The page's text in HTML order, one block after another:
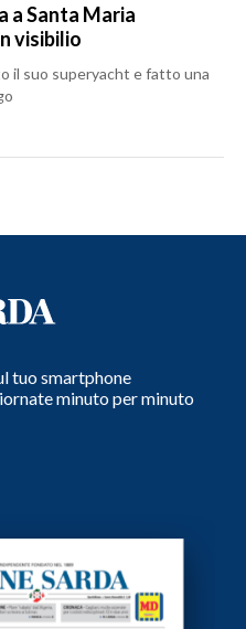
a Santa Maria
visibilio
il suo superyacht e fatto una
tuo smartphone
minuto per minuto